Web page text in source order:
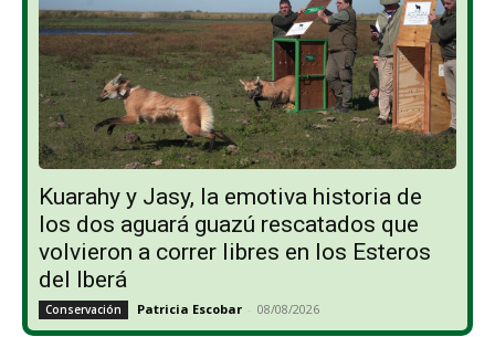
Kuarahy y Jasy, la emotiva historia de
los dos aguará guazú rescatados que
volvieron a correr libres en los Esteros
del Iberá
Conservación Patricia Escobar - 08/08/2026